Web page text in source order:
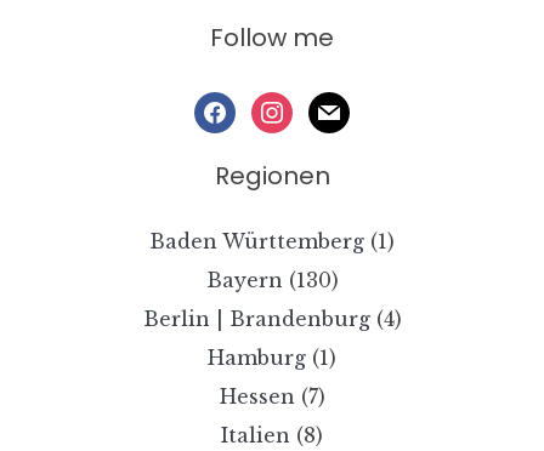
Follow me
facebookinstagram
mail
Regionen
Baden Württemberg (1)
Bayern (130)
Berlin | Brandenburg(4)
Hamburg (1)
Hessen (7)
Italien (8)